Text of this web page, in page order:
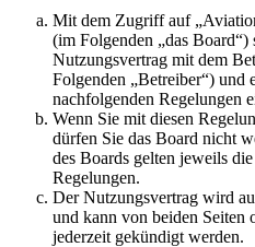
Mit dem Zugriff auf
(im Folgenden „das Board“)
Nutzungsvertrag mit dem
Folgenden „Betreiber“) und
nachfolgenden Regelungen
Wenn Sie mit diesen
dürfen Sie das Board nicht
des Boards gelten jeweils
Regelungen.
Der Nutzungsvertrag wird
und kann von beiden Seiten
jederzeit gekündigt werden.